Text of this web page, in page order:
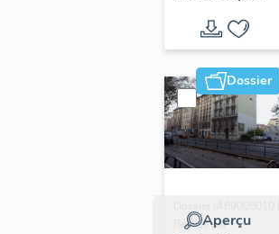
d'inventaire
du vitrail
ancien de
Rhône-
Alpes
(corpus
vitrearum)
Dossier
Aperçu
Réalisé par